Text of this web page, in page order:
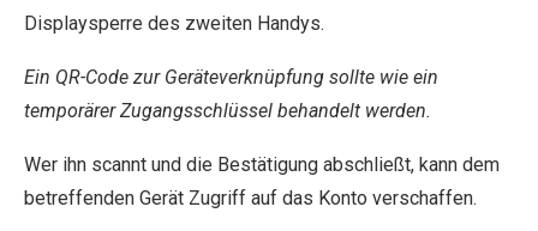
Displaysperre des zweiten Handys.
Ein QR-Code zur Geräteverknüpfung sollte wie ein
temporärer Zugangsschlüssel behandelt werden.
Wer ihn scannt und die Bestätigung abschließt, kann dem
betreffenden Gerät Zugriff auf das Konto verschaffen.